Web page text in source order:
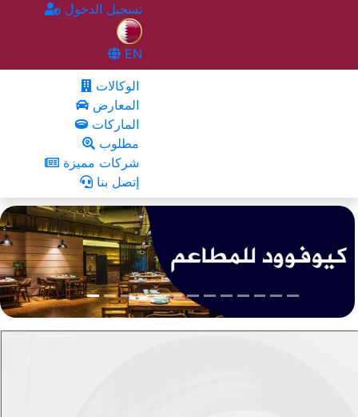
تسجيل الدخول
EN
الوكالات
المعارض
الماركات
مطلوب
شركات مميزة
إتصل بنا